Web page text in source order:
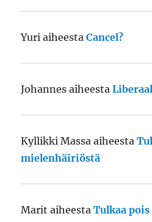
Yuri aiheestaCancel?
Johannes aiheesta
Kyllikki Massa aiheesta
mielenhäiriöstä
Marit aiheestaTulkaa